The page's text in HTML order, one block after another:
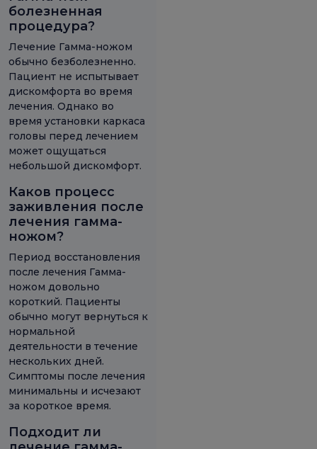
болезненная
процедура?
Лечение Гамма-ножом
обычно безболезненно.
Пациент не испытывает
дискомфорта во время
лечения. Однако во
время установки каркаса
головы перед лечением
может ощущаться
небольшой дискомфорт.
Каков процесс
заживления после
лечения гамма-
ножом?
Период восстановления
после лечения Гамма-
ножом довольно
короткий. Пациенты
обычно могут вернуться к
нормальной
деятельности в течение
нескольких дней.
Симптомы после лечения
минимальны и исчезают
за короткое время.
Подходит ли